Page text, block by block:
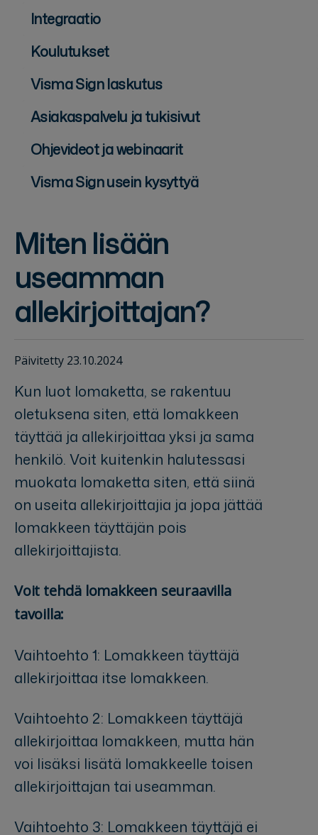
Integraatio
Koulutukset
Visma Sign laskutus
Asiakaspalvelu ja tukisivut
Ohjevideot ja webinaarit
Visma Sign usein kysyttyä
Miten lisään
useamman
allekirjoittajan?
Päivitetty 23.10.2024
Kun luot lomaketta, se rakentuu
oletuksena siten, että lomakkeen
täyttää ja allekirjoittaa yksi ja sama
henkilö. Voit kuitenkin halutessasi
muokata lomaketta siten, että siinä
on useita allekirjoittajia ja jopa jättää
lomakkeen täyttäjän pois
allekirjoittajista.
Voit tehdä lomakkeen seuraavilla
tavoilla:
Vaihtoehto 1: Lomakkeen täyttäjä
allekirjoittaa itse lomakkeen.
Vaihtoehto 2: Lomakkeen täyttäjä
allekirjoittaa lomakkeen, mutta hän
voi lisäksi lisätä lomakkeelle toisen
allekirjoittajan tai useamman.
Vaihtoehto 3: Lomakkeen täyttäjä ei